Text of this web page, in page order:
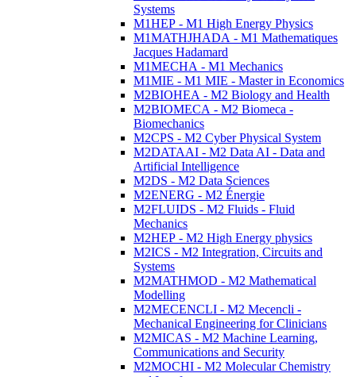
Systems
M1HEP - M1 High Energy Physics
M1MATHJHADA - M1 Mathematiques
Jacques Hadamard
M1MECHA - M1 Mechanics
M1MIE - M1 MIE - Master in Economics
M2BIOHEA - M2 Biology and Health
M2BIOMECA - M2 Biomeca -
Biomechanics
M2CPS - M2 Cyber Physical System
M2DATAAI - M2 Data AI - Data and
Artificial Intelligence
M2DS - M2 Data Sciences
M2ENERG - M2 Énergie
M2FLUIDS - M2 Fluids - Fluid
Mechanics
M2HEP - M2 High Energy physics
M2ICS - M2 Integration, Circuits and
Systems
M2MATHMOD - M2 Mathematical
Modelling
M2MECENCLI - M2 Mecencli -
Mechanical Engineering for Clinicians
M2MICAS - M2 Machine Learning,
Communications and Security
M2MOCHI - M2 Molecular Chemistry